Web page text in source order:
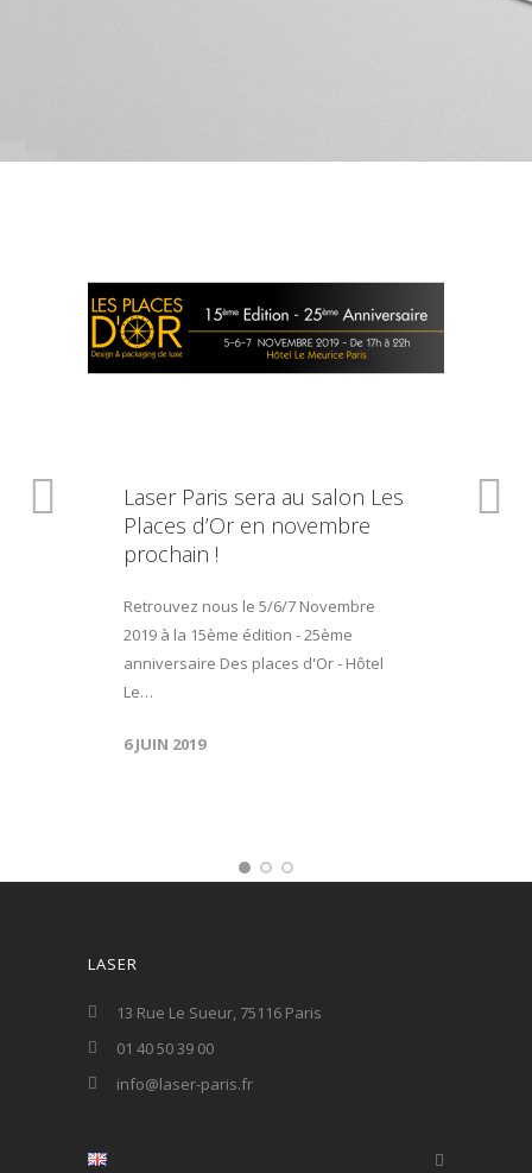
Laser Paris sera au salon Les
Places d’Or en novembre
prochain !
Retrouvez nous le 5/6/7 Novembre
2019 à la 15ème édition - 25ème
anniversaire Des places d'Or - Hôtel
Le…
6 JUIN 2019
LASER
13 Rue Le Sueur, 75116 Paris
01 40 50 39 00
info@laser-paris.fr